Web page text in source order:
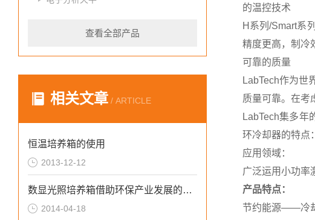
查看全部产品
相关文章 / ARTICLE
恒温培养箱的使用
2013-12-12
数显光照培养箱借助环保产业发展的机遇迅速崛起
2014-04-18
的温控技术
H系列/Smart系
精度更高，制冷
可靠的质量
LabTech作为世
质量可靠。在考
LabTech集多年
环冷却器的特点
应用领域：
广泛运用小功率
产品特点：
节约能源——冷